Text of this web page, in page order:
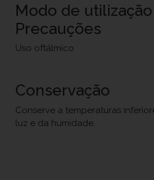
Modo de
Precauções
Uso oftálmico
Conservação
Conserve a temperaturas
luz e da humidade.